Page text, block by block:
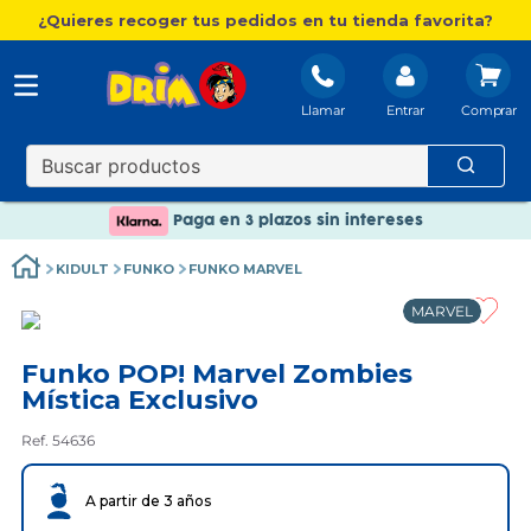
¿Quieres recoger tus pedidos en tu tienda favorita?
Llamar Entrar
Nuevo catálogo Aire Libre
Envío gratis. A partir de 60€(excepto Baleares)
Paga en 3 plazos sin intereses
Paga en 3 plazos sin intereses
KIDULT FUNKO FUNKO MARVEL
MARVEL
Funko POP! Marvel Zombies
Mística Exclusivo
Ref. 54636
A partir de 3 años